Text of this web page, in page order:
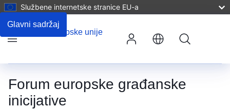
Glavni sadržaj
Službene internetske stranice EU-a
Forum europske građanske
inicijative
Unos komentara